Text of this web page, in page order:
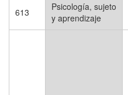
613
Psicología, sujeto
y aprendizaje